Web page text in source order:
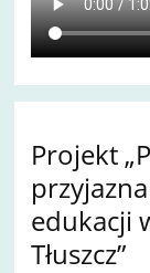
Projekt
edukacji
Tłuszcz”